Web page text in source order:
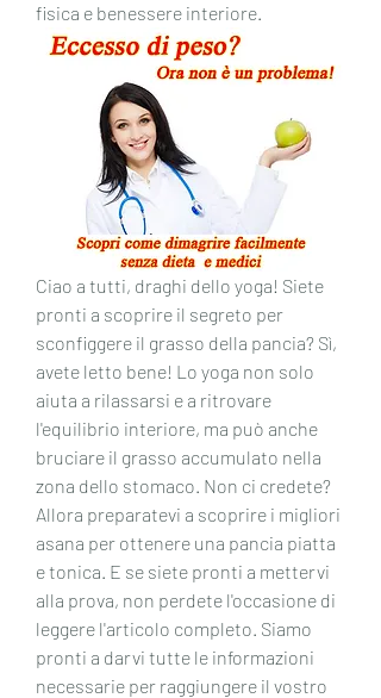
fisica e benessere interiore.
Ciao a tutti, draghi dello yoga! Siete
pronti a scoprire il segreto per
sconfiggere il grasso della pancia? Sì,
avete letto bene! Lo yoga non solo
aiuta a rilassarsi e a ritrovare
l'equilibrio interiore, ma può anche
bruciare il grasso accumulato nella
zona dello stomaco. Non ci credete?
Allora preparatevi a scoprire i migliori
asana per ottenere una pancia piatta
e tonica. E se siete pronti a mettervi
alla prova, non perdete l'occasione di
leggere l'articolo completo. Siamo
pronti a darvi tutte le informazioni
necessarie per raggiungere il vostro